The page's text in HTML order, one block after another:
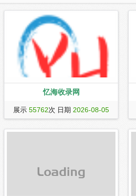
忆海收录网
忆海收录网（www.yihaiquanyi.com）
广轻松搞定。
展示 55762次 日期 2026-08-05